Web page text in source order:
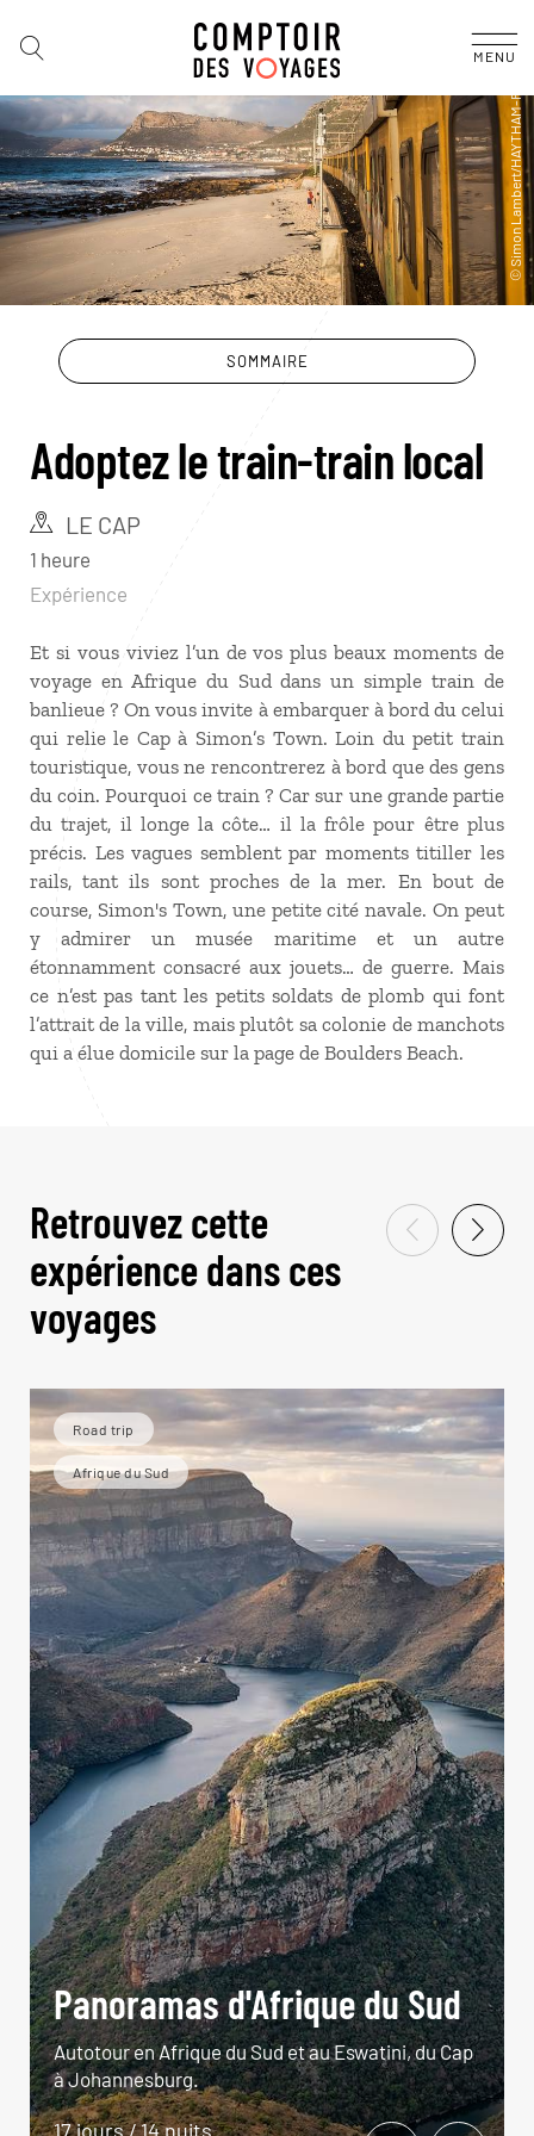
MENU
SOMMAIRE
Adoptez le train-train local
LE CAP
1 heure
Expérience
Et si vous viviez l’un de vos plus beaux moments de
voyage en Afrique du Sud dans un simple train de
banlieue ? On vous invite à embarquer à bord du celui
qui relie le Cap à Simon’s Town. Loin du petit train
touristique, vous ne rencontrerez à bord que des gens
du coin. Pourquoi ce train ? Car sur une grande partie
du trajet, il longe la côte… il la frôle pour être plus
précis. Les vagues semblent par moments titiller les
rails, tant ils sont proches de la mer. En bout de
course, Simon's Town, une petite cité navale. On peut
y admirer un musée maritime et un autre
étonnamment consacré aux jouets… de guerre. Mais
ce n’est pas tant les petits soldats de plomb qui font
l’attrait de la ville, mais plutôt sa colonie de manchots
qui a élue domicile sur la page de Boulders Beach.
Retrouvez cette
expérience dans ces
voyages
Road trip
Afrique du Sud
Panoramas d'Afrique du Sud
Autotour en Afrique du Sud et au Eswatini, du Cap
à Johannesburg.
17 jours / 14 nuits